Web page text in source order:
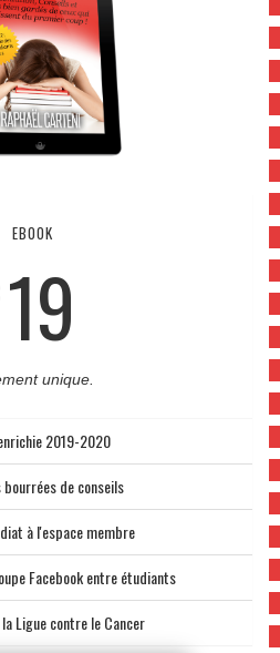
EBOOK
19
unique.
2019-2020
de conseils
à l'espace membre
Facebook entre étudiants
Ligue contre le Cancer